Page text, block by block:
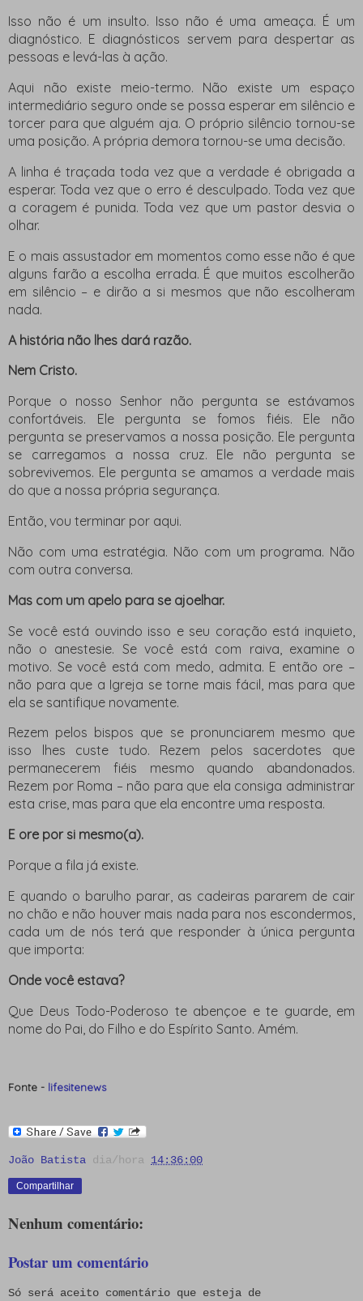
Isso não é um insulto. Isso não é uma ameaça. É um
diagnóstico. E diagnósticos servem para despertar as
pessoas e levá-las à ação.
Aqui não existe meio-termo. Não existe um espaço
intermediário seguro onde se possa esperar em silêncio e
torcer para que alguém aja. O próprio silêncio tornou-se
uma posição. A própria demora tornou-se uma decisão.
A linha é traçada toda vez que a verdade é obrigada a
esperar. Toda vez que o erro é desculpado. Toda vez que
a coragem é punida. Toda vez que um pastor desvia o
olhar.
E o mais assustador em momentos como esse não é que
alguns farão a escolha errada. É que muitos escolherão
em silêncio – e dirão a si mesmos que não escolheram
nada.
A história não lhes dará razão.
Nem Cristo.
Porque o nosso Senhor não pergunta se estávamos
confortáveis. Ele pergunta se fomos fiéis. Ele não
pergunta se preservamos a nossa posição. Ele pergunta
se carregamos a nossa cruz. Ele não pergunta se
sobrevivemos. Ele pergunta se amamos a verdade mais
do que a nossa própria segurança.
Então, vou terminar por aqui.
Não com uma estratégia. Não com um programa. Não
com outra conversa.
Mas com um apelo para se ajoelhar.
Se você está ouvindo isso e seu coração está inquieto,
não o anestesie. Se você está com raiva, examine o
motivo. Se você está com medo, admita. E então ore –
não para que a Igreja se torne mais fácil, mas para que
ela se santifique novamente.
Rezem pelos bispos que se pronunciarem mesmo que
isso lhes custe tudo. Rezem pelos sacerdotes que
permanecerem fiéis mesmo quando abandonados.
Rezem por Roma – não para que ela consiga administrar
esta crise, mas para que ela encontre uma resposta.
E ore por si mesmo(a).
Porque a fila já existe.
E quando o barulho parar, as cadeiras pararem de cair
no chão e não houver mais nada para nos escondermos,
cada um de nós terá que responder à única pergunta
que importa:
Onde você estava?
Que Deus Todo-Poderoso te abençoe e te guarde, em
nome do Pai, do Filho e do Espírito Santo. Amém.
Fonte - lifesitenews
João Batista dia/hora 14:36:00
Compartilhar
Nenhum comentário:
Postar um comentário
Só será aceito comentário que esteja de